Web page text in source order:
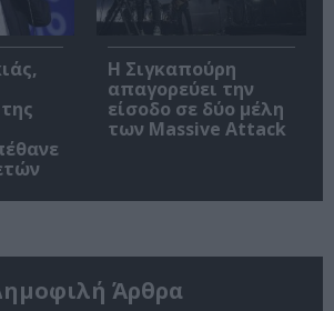
Η Σιγκαπούρη
απαγορεύει την
είσοδο σε δύο μέλη
των Massive Attack
Άρθρα